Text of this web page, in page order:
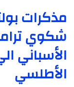
مذكرات
شكوي
الأسباني
الأطلسي